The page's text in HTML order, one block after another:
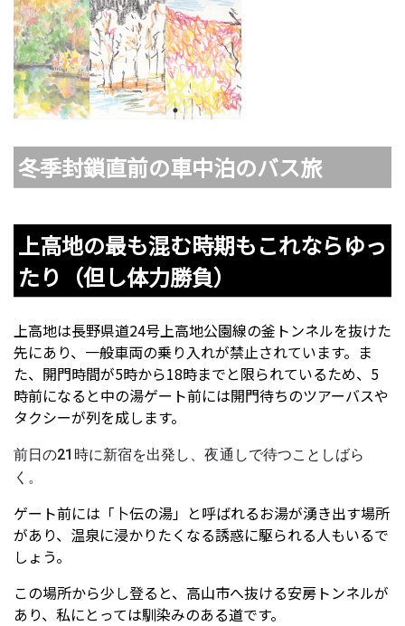
冬季封鎖直前の車中泊のバス旅
上高地の最も混む時期もこれならゆっ
たり（但し体力勝負）
上高地は長野県道24号上高地公園線の釜トンネルを抜けた
先にあり、一般車両の乗り入れが禁止されています。ま
た、開門時間が5時から18時までと限られているため、5
時前になると中の湯ゲート前には開門待ちのツアーバスや
タクシーが列を成します。
前日の21時に新宿を出発し、夜通しで待つことしばら
く。
ゲート前には「卜伝の湯」と呼ばれるお湯が湧き出す場所
があり、温泉に浸かりたくなる誘惑に駆られる人もいるで
しょう。
この場所から少し登ると、高山市へ抜ける安房トンネルが
あり、私にとっては馴染みのある道です。